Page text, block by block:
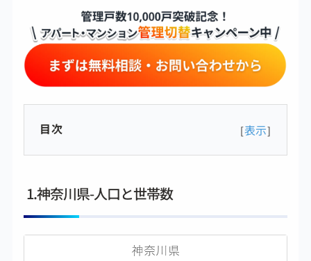
目次 [表示]
1.神奈川県-人口と世帯数